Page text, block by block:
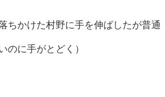
ちかけた村野に手を伸ばしたが普通
のに手がとどく）